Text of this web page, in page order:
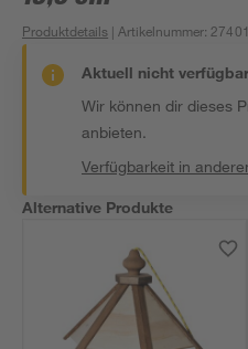
Produktdetails | Artikelnummer:
Aktuell nicht
Wir können dir dieses
anbieten.
Verfügbarkeit in
Alternative Produkte